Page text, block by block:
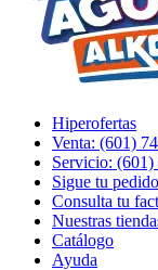
Hiperofertas
Venta: (601)
Servicio: (601)
Sigue tu pedido
Consulta tu
Nuestras
Catálogo
Ayuda